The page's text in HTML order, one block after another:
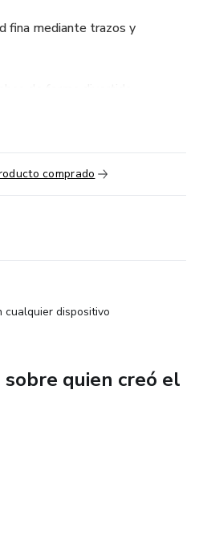
fina mediante trazos y
y la conciencia fonológica
natural
comprado
cualquier dispositivo
quien creó el